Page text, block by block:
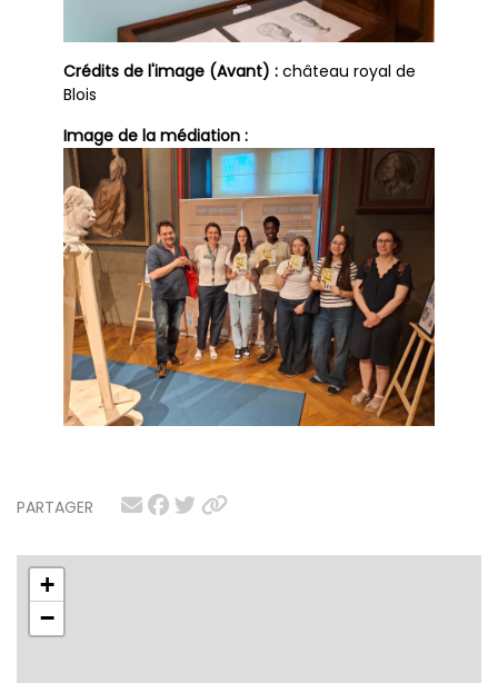
PARTAGER
+
−
Crédits de l'image (Avant) : château royal de
Blois
Image de la médiation :